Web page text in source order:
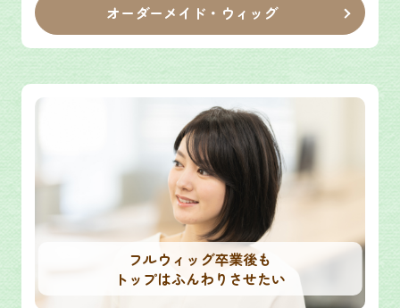
オーダーメイド・ウィッグ
フルウィッグ卒業後も
トップはふんわりさせたい